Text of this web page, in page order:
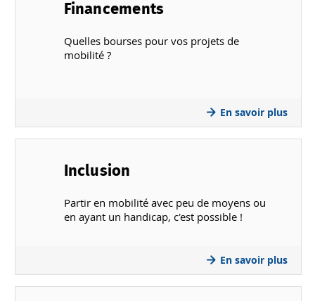
Financements
Quelles bourses pour vos projets de
mobilité ?
En savoir plus
Inclusion
Partir en mobilité avec peu de moyens ou
en ayant un handicap, c'est possible !
En savoir plus